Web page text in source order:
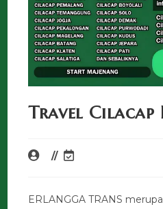
Travel Cilacap
ERLANGGA TRANS